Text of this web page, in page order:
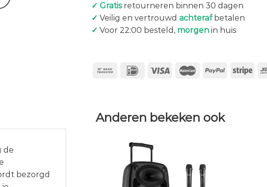
✓ Gratisretourneren binnen 30 dagen
✓ Veilig en vertrouwd achterafbetalen
✓ Voor 22:00 besteld, morgenin huis
de
bezorgd
Anderen bekeken ook